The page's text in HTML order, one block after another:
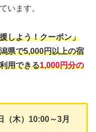
います。
しよう！クーポン」
県で5,000円以上の宿
用できる1,000円分の
（木）10:00～3月